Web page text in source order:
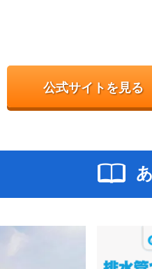
公式サイトを見る